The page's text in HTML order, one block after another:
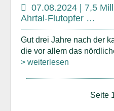
07.08.2024 | 7,5
Ahrtal-Flutopfer …
Gut drei Jahre nach der
die vor allem das
> weiterlesen
Seite